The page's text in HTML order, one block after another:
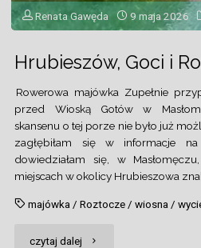
Renata Gawęda 9 maja 2026
Hrubieszów, Goci i
Rowerowa majówka Zupełnie
przed Wioską Gotów w
skansenu o tej porze nie było już
zagłębiłam się w informacje
dowiedziałam się, w
miejscach w okolicy Hrubieszowa
majówka / Roztocze/ wiosna /
czytaj dalej "Hrubieszów,